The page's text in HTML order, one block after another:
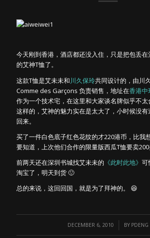
今天刚到香港，酒店都还没入住，只是把包丢
的艾神T恤了。
这款T恤是艾未未和川久保玲共同设计的，由川
Comme des Garçons 负责销售，地址在香港中
作为一个技术宅，在这里和大家谈名牌似乎不
这样的，艾神的魅力实在是太大了，小时候没
回来。
买了一件白色底子红色花纹的才220港币，比我
要知道，上次他们合作的限量版西瓜T恤要卖200
前两天还在深圳书城找艾未未的 《此时此地》 可
淘宝了，明天到货 🙂
总的来说，这回回国，就是为了拜神的。 😆
DECEMBER 6, 2010
/ BY PDENG